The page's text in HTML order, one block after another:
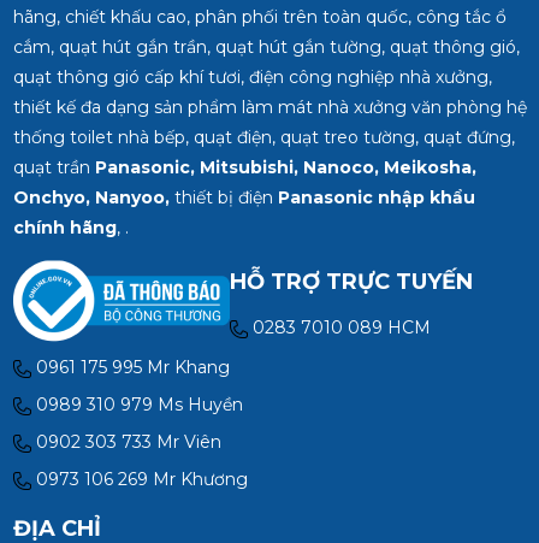
hãng, chiết khấu cao, phân phối trên toàn quốc, công tắc ổ
cắm, quạt hút gắn trần, quạt hút gắn tường, quạt thông gió,
quạt thông gió cấp khí tươi, điện công nghiệp nhà xưởng,
thiết kế đa dạng sản phẩm làm mát nhà xưởng văn phòng hệ
thống toilet nhà bếp, quạt điện, quạt treo tường, quạt đứng,
quạt trần Panasonic, Mitsubishi, Nanoco, Meikosha,
Onchyo, Nanyoo,thiết bị điện Panasonic nhập khẩu
chính hãng, .
HỖ TRỢ TRỰC TUYẾN
0283 7010 089 HCM
0961 175 995 Mr Khang
0989 310 979 Ms Huyền
0902 303 733 Mr Viên
0973 106 269 Mr Khương
ĐỊA CHỈ